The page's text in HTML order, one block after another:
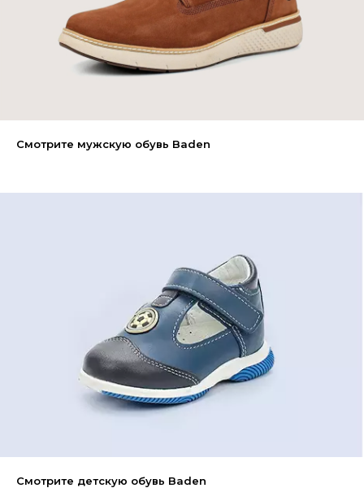
Смотрите мужскую обувь Baden
Смотрите детскую обувь Baden